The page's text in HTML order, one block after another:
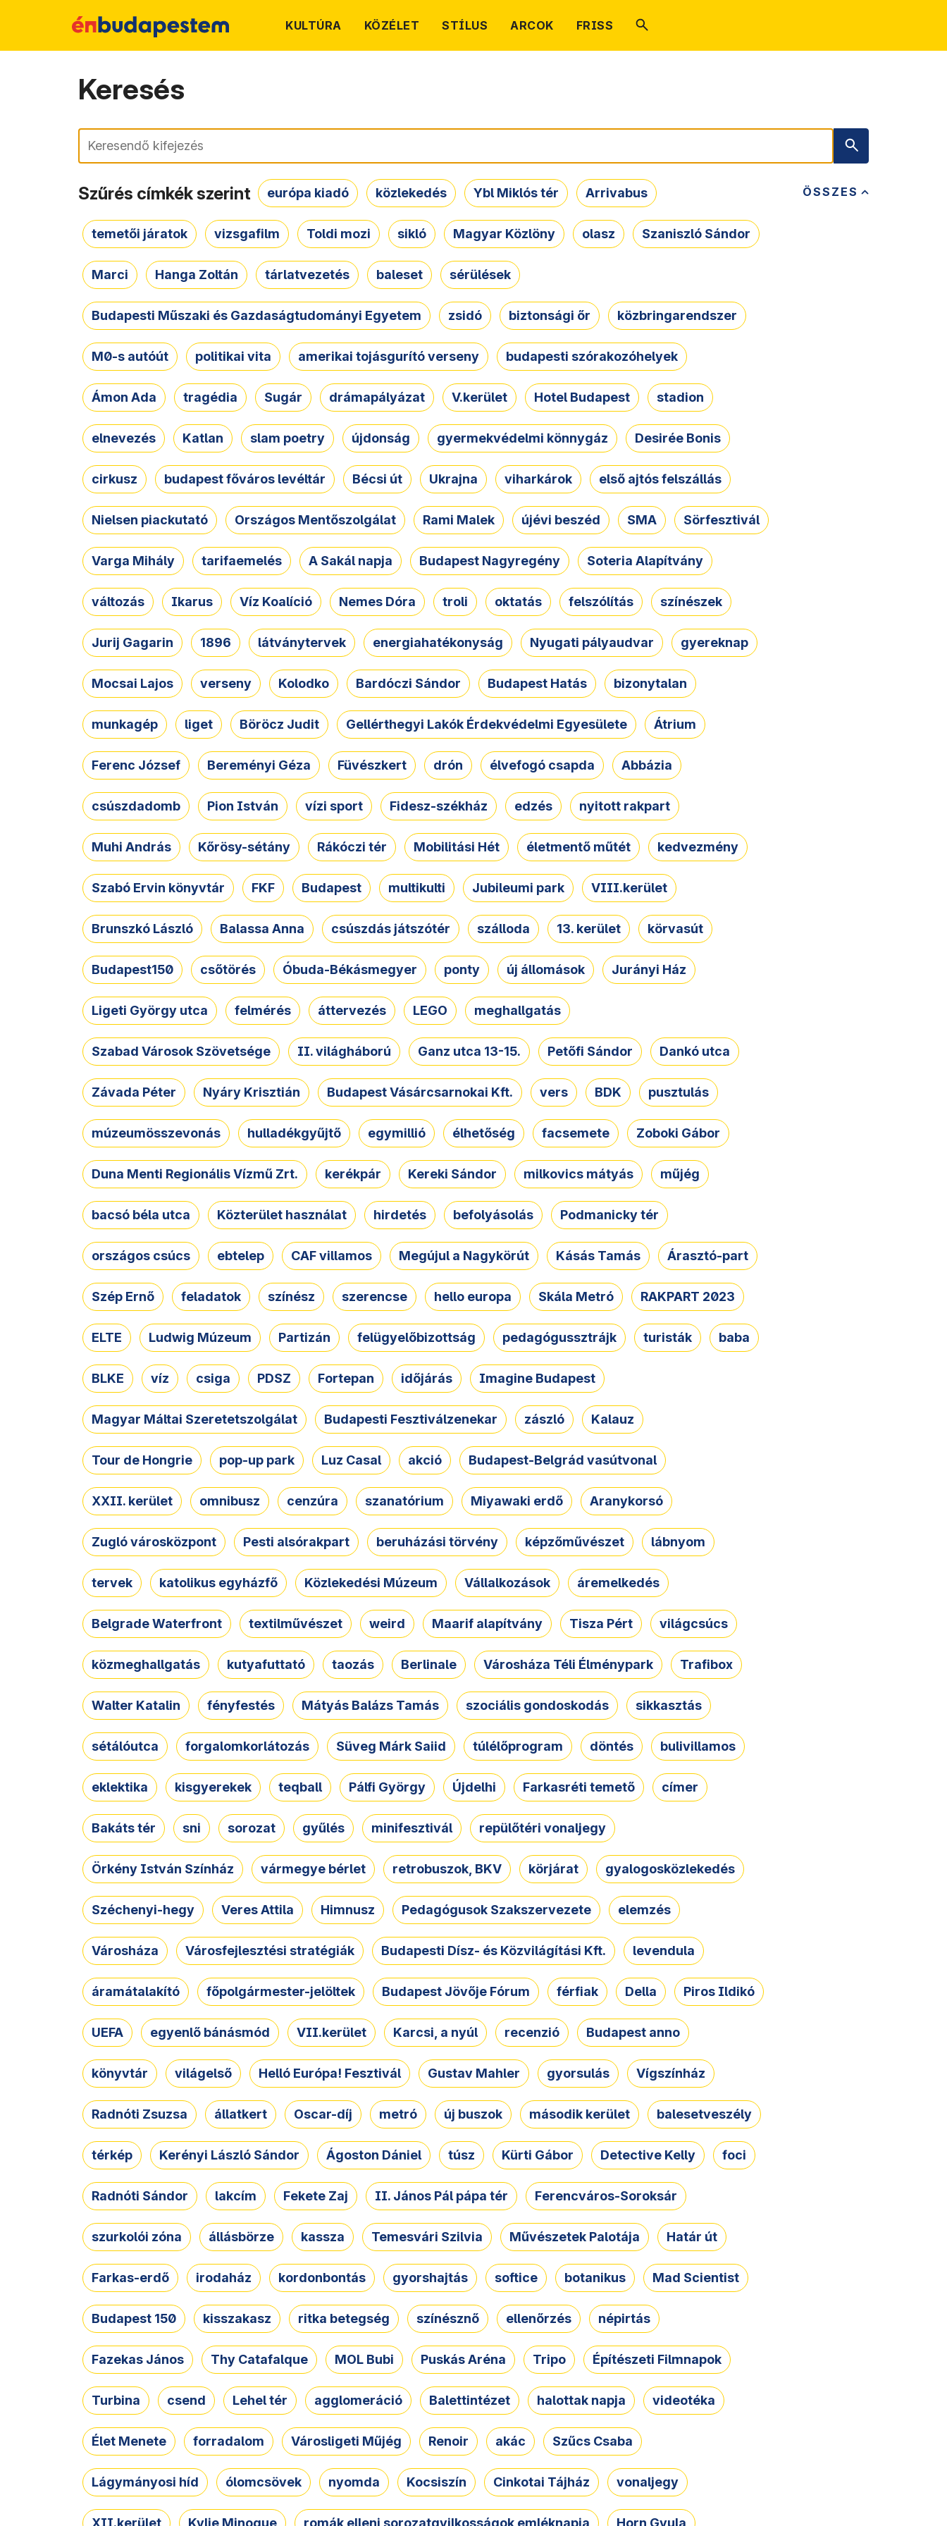
KULTÚRA KÖZÉLET STÍLUS ARCOK FRISS
Keresés
Keresés
ÖSSZES
Szűrés címkék szerint európa kiadó közlekedés Ybl Miklós tér Arrivabus
temetői járatok vizsgafilm Toldi mozi sikló Magyar Közlöny olasz Szaniszló Sándor
Marci Hanga Zoltán tárlatvezetés baleset sérülések
Budapesti Műszaki és Gazdaságtudományi Egyetem zsidó biztonsági őr közbringarendszer
M0-s autóút politikai vita amerikai tojásgurító verseny budapesti szórakozóhelyek
Ámon Ada tragédia Sugár drámapályázat V.kerület Hotel Budapest stadion
elnevezés Katlan slam poetry újdonság gyermekvédelmi könnygáz Desirée Bonis
cirkusz budapest főváros levéltár Bécsi út Ukrajna viharkárok első ajtós felszállás
Nielsen piackutató Országos Mentőszolgálat Rami Malek újévi beszéd SMA Sörfesztivál
Varga Mihály tarifaemelés A Sakál napja Budapest Nagyregény Soteria Alapítvány
változás Ikarus Víz Koalíció Nemes Dóra troli oktatás felszólítás színészek
Jurij Gagarin 1896 látványtervek energiahatékonyság Nyugati pályaudvar gyereknap
Mocsai Lajos verseny Kolodko Bardóczi Sándor Budapest Hatás bizonytalan
munkagép liget Böröcz Judit Gellérthegyi Lakók Érdekvédelmi Egyesülete Átrium
Ferenc József Bereményi Géza Füvészkert drón élvefogó csapda Abbázia
csúszdadomb Pion István vízi sport Fidesz-székház edzés nyitott rakpart
Muhi András Kőrösy-sétány Rákóczi tér Mobilitási Hét életmentő műtét kedvezmény
Szabó Ervin könyvtár FKF Budapest multikulti Jubileumi park VIII.kerület
Brunszkó László Balassa Anna csúszdás játszótér szálloda 13. kerület körvasút
Budapest150 csőtörés Óbuda-Békásmegyer ponty új állomások Jurányi Ház
Ligeti György utca felmérés áttervezés LEGO meghallgatás
Szabad Városok Szövetsége II. világháború Ganz utca 13-15. Petőfi Sándor Dankó utca
Závada Péter Nyáry Krisztián Budapest Vásárcsarnokai Kft. vers BDK pusztulás
múzeumösszevonás hulladékgyűjtő egymillió élhetőség facsemete Zoboki Gábor
Duna Menti Regionális Vízmű Zrt. kerékpár Kereki Sándor milkovics mátyás műjég
bacsó béla utca Közterület használat hirdetés befolyásolás Podmanicky tér
országos csúcs ebtelep CAF villamos Megújul a Nagykörút Kásás Tamás Árasztó-part
Szép Ernő feladatok színész szerencse hello europa Skála Metró RAKPART 2023
ELTE Ludwig Múzeum Partizán felügyelőbizottság pedagógussztrájk turisták baba
BLKE víz csiga PDSZ Fortepan időjárás Imagine Budapest
Magyar Máltai Szeretetszolgálat Budapesti Fesztiválzenekar zászló Kalauz
Tour de Hongrie pop-up park Luz Casal akció Budapest-Belgrád vasútvonal
XXII. kerület omnibusz cenzúra szanatórium Miyawaki erdő Aranykorsó
Zugló városközpont Pesti alsórakpart beruházási törvény képzőművészet lábnyom
tervek katolikus egyházfő Közlekedési Múzeum Vállalkozások áremelkedés
Belgrade Waterfront textilművészet weird Maarif alapítvány Tisza Pért világcsúcs
közmeghallgatás kutyafuttató taozás Berlinale Városháza Téli Élménypark Trafibox
Walter Katalin fényfestés Mátyás Balázs Tamás szociális gondoskodás sikkasztás
sétálóutca forgalomkorlátozás Süveg Márk Saiid túlélőprogram döntés bulivillamos
eklektika kisgyerekek teqball Pálfi György Újdelhi Farkasréti temető címer
Bakáts tér sni sorozat gyűlés minifesztivál repülőtéri vonaljegy
Örkény István Színház vármegye bérlet retrobuszok, BKV körjárat gyalogosközlekedés
Széchenyi-hegy Veres Attila Himnusz Pedagógusok Szakszervezete elemzés
Városháza Városfejlesztési stratégiák Budapesti Dísz- és Közvilágítási Kft. levendula
áramátalakító főpolgármester-jelöltek Budapest Jövője Fórum férfiak Della Piros Ildikó
UEFA egyenlő bánásmód VII.kerület Karcsi, a nyúl recenzió Budapest anno
könyvtár világelső Helló Európa! Fesztivál Gustav Mahler gyorsulás Vígszínház
Radnóti Zsuzsa állatkert Oscar-díj metró új buszok második kerület balesetveszély
térkép Kerényi László Sándor Ágoston Dániel túsz Kürti Gábor Detective Kelly foci
Radnóti Sándor lakcím Fekete Zaj II. János Pál pápa tér Ferencváros-Soroksár
szurkolói zóna állásbörze kassza Temesvári Szilvia Művészetek Palotája Határ út
Farkas-erdő irodaház kordonbontás gyorshajtás softice botanikus Mad Scientist
Budapest 150 kisszakasz ritka betegség színésznő ellenőrzés népirtás
Fazekas János Thy Catafalque MOL Bubi Puskás Aréna Tripo Építészeti Filmnapok
Turbina csend Lehel tér agglomeráció Balettintézet halottak napja videotéka
Élet Menete forradalom Városligeti Műjég Renoir akác Szűcs Csaba
Lágymányosi híd ólomcsövek nyomda Kocsiszín Cinkotai Tájház vonaljegy
XII.kerület Kylie Minogue romák elleni sorozatgyilkosságok emléknapja Horn Gyula